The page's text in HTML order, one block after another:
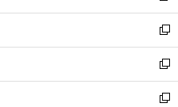
開
く
ウ
で
開
く
ン
ド
ウ
で
開
く
ウ
ィ
ン
ド
ウ
で
し
い
ウ
ィ
ン
ド
新
し
い
ウ
ィ
新
し
い
新